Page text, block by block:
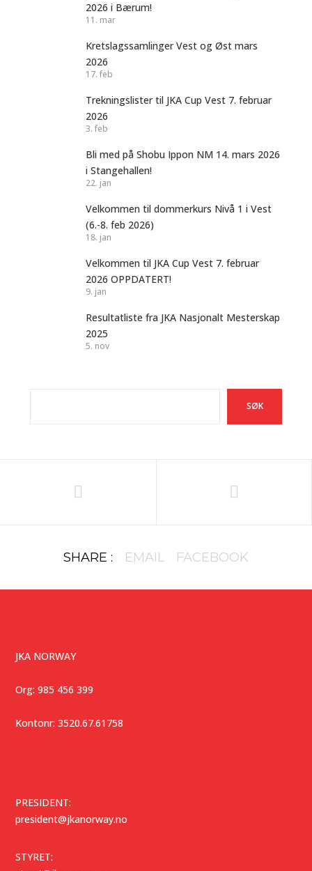
2026 i Bærum!
11. mar
Kretslagssamlinger Vest og Øst mars
2026
17. feb
Trekningslister til JKA Cup Vest 7. februar
2026
3. feb
Bli med på Shobu Ippon NM 14. mars 2026
i Stangehallen!
22. jan
Velkommen til dommerkurs Nivå 1 i Vest
(6.-8. feb 2026)
18. jan
Velkommen til JKA Cup Vest 7. februar
2026 OPPDATERT!
9. jan
Resultatliste fra JKA Nasjonalt Mesterskap
2025
5. nov
SØK
SHARE : EMAIL FACEBOOK
JKA NORWAY
Org: 985 456 399
Kontonr: 3520.67.61758
PRESIDENT:
president@jkanorway.no
STYRET: